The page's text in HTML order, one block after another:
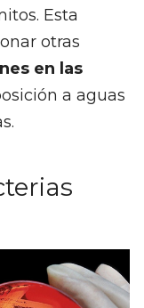
Esta
otras
en las
a aguas